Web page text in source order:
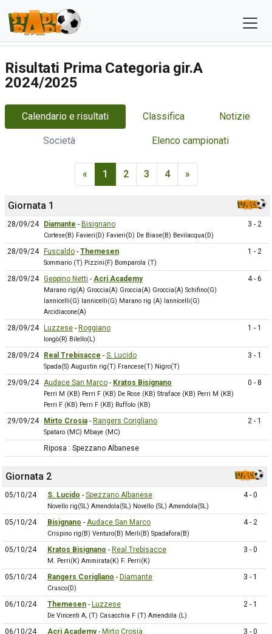
Risultati Prima Categoria gir.A
2024/2025
Calendario e risultati Classifica Notizie
Società Elenco campionati
« 1 2 3 4 »
Giornata 1
28/09/24 Diamante - Bisignano
Cortese(B) Favieri(D) Favieri(D) De Biase(B) Bevilacqua(D)
3 - 2
28/09/24 Fuscaldo - Themesen
Sommario (T) Pizzini(F) Bomparola (T)
1 - 2
28/09/24 Geppino Netti - Acri Academy
Marano rig(A) Groccia(A) Groccia(A) Groccia(A) Schifino(G)
Iannicelli(G) Iannicelli(G) Marano rig (A) Iannicelli(G)
Arcidiacone(A)
4 - 6
28/09/24 Luzzese - Roggiano
longò(R) Bilello(L)
1 - 1
28/09/24 Real Trebisacce - S. Lucido
Spada(S) Augustin rig(T) Francese(T) Nigro(T)
3 - 1
29/09/24 Audace San Marco - Kratos Bisignano
Perri M (KB) Perri F (KB) De Rose (KB) Straface (KB) Perri M (KB)
Perri F (KB) Perri F (KB) Ruffolo (KB)
0 - 8
29/09/24 Mirto Crosia - Rangers Corigliano
Spataro (MC) Mbaye (MC)
2 - 1
Riposa : Spezzano Albanese
Giornata 2
05/10/24 S. Lucido - Spezzano Albanese
Novello rig(SL) Amendola(SL) Novello (SL) Amendola(SL)
4 - 0
05/10/24 Bisignano - Audace San Marco
Crispino rig(B) Venturo(B) Merli(B) Spadafora(B)
4 - 2
05/10/24 Kratos Bisignano - Real Trebisacce
M. Perri(K) Ammirata(K) F. Perri(K)
3 - 0
05/10/24 Rangers Corigliano - Diamante
Crusco(D)
3 - 1
06/10/24 Themesen - Luzzese
De Vincenti A, (T) Casacchia F (T) Amendola (L)
2 - 1
06/10/24 Acri Academy - Mirto Crosia 3 - 0